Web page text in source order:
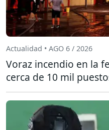
Actualidad • AGO 6 / 2026
Voraz incendio en la
cerca de 10 mil